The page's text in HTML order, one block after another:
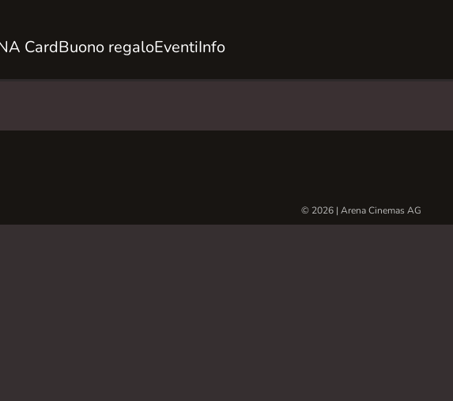
CardBuono regaloEventiInfo
© 2026 | Arena Cinemas AG